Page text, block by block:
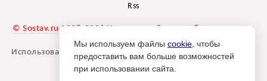
Rss
© Sostav.ru 1998-2026 Независимый проектбрендингового
агентства Depot
Использование материалов Sostav.ru допустимо только при
указании источника.
Мы используем файлы cookie , чтобы
предоставить вам больше возможностей
при использовании сайта.